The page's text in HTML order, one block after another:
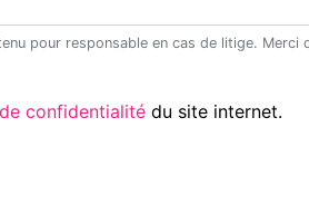
politique de confidentialité du site internet.